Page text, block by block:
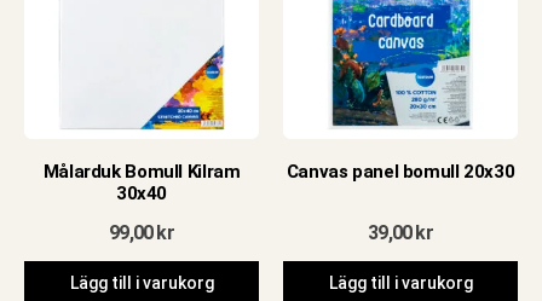
Målarduk Bomull Kilram
30x40
99,00kr
Lägg till i varukorg
Canvas panel bomull 20x30
39,00kr
Lägg till i varukorg